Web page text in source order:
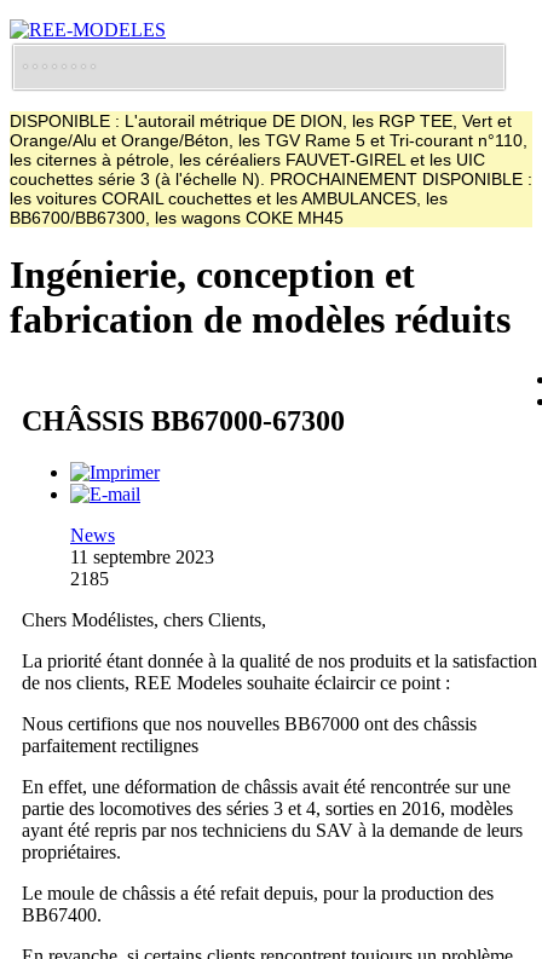
DISPONIBLE : L'autorail métrique DE DION, les RGP TEE, Vert et
Orange/Alu et Orange/Béton, les TGV Rame 5 et Tri-courant n°110,
les citernes à pétrole, les céréaliers FAUVET-GIREL et les UIC
couchettes série 3 (à l'échelle N). PROCHAINEMENT DISPONIBLE :
les voitures CORAIL couchettes et les AMBULANCES, les
BB6700/BB67300, les wagons COKE MH45
Ingénierie, conception et
fabrication de modèles réduits
CHÂSSIS BB67000-67300
News
11 septembre 2023
2185
Chers Modélistes, chers Clients,
La priorité étant donnée à la qualité de nos produits et la satisfaction
de nos clients, REE Modeles souhaite éclaircir ce point :
Nous certifions que nos nouvelles BB67000 ont des châssis
parfaitement rectilignes
En effet, une déformation de châssis avait été rencontrée sur une
partie des locomotives des séries 3 et 4, sorties en 2016, modèles
ayant été repris par nos techniciens du SAV à la demande de leurs
propriétaires.
Le moule de châssis a été refait depuis, pour la production des
BB67400.